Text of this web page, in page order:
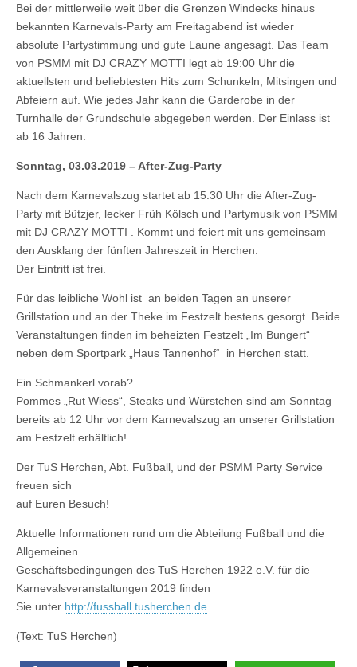
Bei der mittlerweile weit über die Grenzen Windecks hinaus
bekannten Karnevals-Party am Freitagabend ist wieder
absolute Partystimmung und gute Laune angesagt. Das Team
von PSMM mit DJ CRAZY MOTTI legt ab 19:00 Uhr die
aktuellsten und beliebtesten Hits zum Schunkeln, Mitsingen und
Abfeiern auf. Wie jedes Jahr kann die Garderobe in der
Turnhalle der Grundschule abgegeben werden. Der Einlass ist
ab 16 Jahren.
Sonntag, 03.03.2019 – After-Zug-Party
Nach dem Karnevalszug startet ab 15:30 Uhr die After-Zug-
Party mit Bützjer, lecker Früh Kölsch und Partymusik von PSMM
mit DJ CRAZY MOTTI . Kommt und feiert mit uns gemeinsam
den Ausklang der fünften Jahreszeit in Herchen.
Der Eintritt ist frei.
Für das leibliche Wohl ist an beiden Tagen an unserer
Grillstation und an der Theke im Festzelt bestens gesorgt. Beide
Veranstaltungen finden im beheizten Festzelt „Im Bungert“
neben dem Sportpark „Haus Tannenhof“ in Herchen statt.
Ein Schmankerl vorab?
Pommes „Rut Wiess“, Steaks und Würstchen sind am Sonntag
bereits ab 12 Uhr vor dem Karnevalszug an unserer Grillstation
am Festzelt erhältlich!
Der TuS Herchen, Abt. Fußball, und der PSMM Party Service
freuen sich
auf Euren Besuch!
Aktuelle Informationen rund um die Abteilung Fußball und die
Allgemeinen
Geschäftsbedingungen des TuS Herchen 1922 e.V. für die
Karnevalsveranstaltungen 2019 finden
Sie unter http://fussball.tusherchen.de
(Text: TuS Herchen)